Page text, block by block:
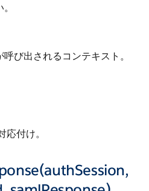
び出されるコンテキスト。
付け。